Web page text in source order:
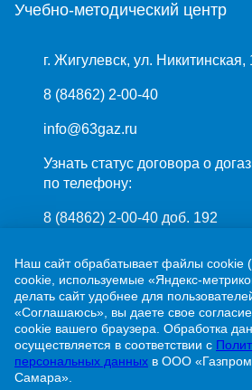
Учебно-методический центр
г. Жигулевск, ул. Никитинская,
8 (84862) 2-00-40
info@63gaz.ru
Узнать статус договора о
по телефону:
8 (84862) 2-00-40 доб. 192
ПАО «Газпром»
ООО «Газпром
Наш сайт обрабатывает файлы cookie
cookie, используемые «Яндекс-
делать сайт удобнее для
«Соглашаюсь», вы даете свое
cookie вашего браузера. Обработка
осуществляется в соответствии с
персональных данных в ООО «Газпром
Самара».